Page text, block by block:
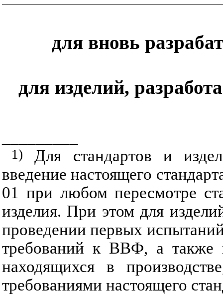
для вновь
для изделий,
1)
Для стандартов и
введение настоящего
01 при любом пересмотре
изделия. При этом для
проведении первых
требований к ВВФ, а также
находящихся в
требованиями настоящего